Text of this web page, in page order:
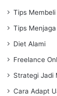
Tips Membeli
Tips
Diet Alami
Freelance
Strategi Jadi
Cara Adapt